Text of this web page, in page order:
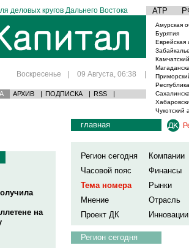
деловых кругов Дальнего Востока АТР
Воскресенье | 09 Августа, 06:38 |
АРХИВ | ПОДПИСКА | RSS |
Амурская
Бурятия
Еврейская
Чукотский
на
главная
Регион сегодня
Компании
Часовой пояс
Финансы
Тема номера
Рынки
Мнение
Отрасль
Проект ДК
Инновации
Регион сегодня